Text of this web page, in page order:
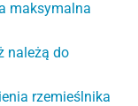
maksymalna
należą do
rzemieślnika